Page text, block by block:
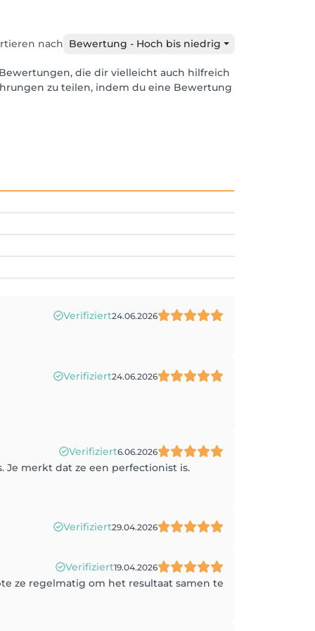
nach Bewertung - Hoch bis niedrig
die dir vielleicht auch hilfreich
zu teilen, indem du eine Bewertung
Verifiziert24.06.2026
Verifiziert24.06.2026
Verifiziert6.06.2026
Je merkt dat ze een perfectionist is.
Verifiziert29.04.2026
Verifiziert19.04.2026
ze regelmatig om het resultaat samen te